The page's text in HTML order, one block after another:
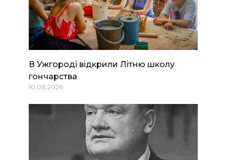
В Ужгороді відкрили Літню школу
гончарства
10.08.2026